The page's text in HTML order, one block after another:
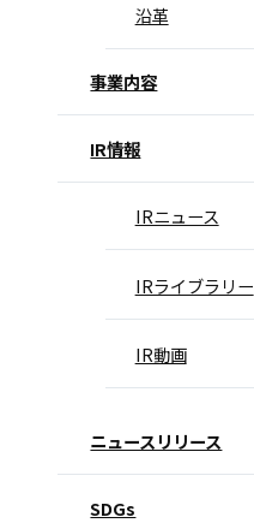
沿革
事業内容
IR情報
IRニュース
IRライブラリー
IR動画
ニュースリリース
SDGs